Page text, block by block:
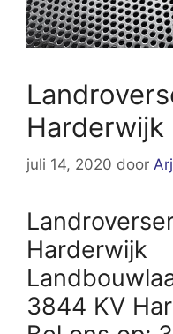
Harderwijk
juli 14, 2020 door
Harderwijk
3844 KV